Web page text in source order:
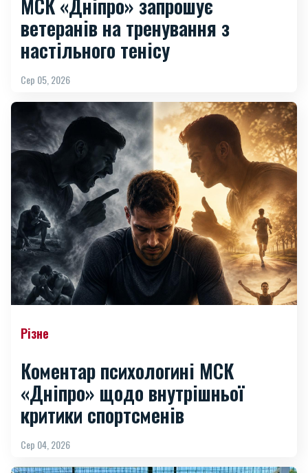
МСК «Дніпро» запрошує
ветеранів на тренування з
настільного тенісу
Сер 05, 2026
Різне
Коментар психологині МСК
«Дніпро» щодо внутрішньої
критики спортсменів
Сер 04, 2026